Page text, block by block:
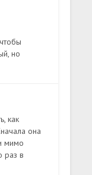
но
как
она
мимо
раз в